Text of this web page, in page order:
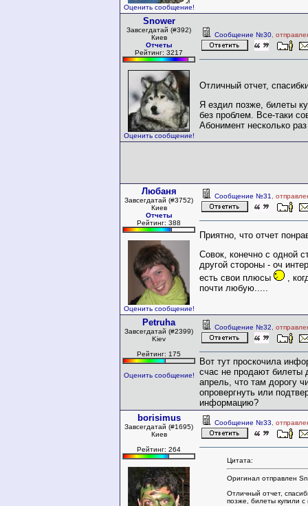
Оценить сообщение!
Snower
Завсегдатай (#392)
Киев
Отчеты
Рейтинг: 3217
Оценить сообщение!
Сообщение №30 ,
Отличный отчет,
Я ездил позже, билеты
без проблем. Все-таки
Абонимент несколько
Любаня
Завсегдатай (#3752)
Киев
Отчеты
Рейтинг: 388
Оценить сообщение!
Сообщение №31 ,
Приятно, что отчет
Совок, конечно с одной
другой стороны - оч
есть свои плюсы
,
почти любую.....
Petruha
Завсегдатай (#2399)
Kiev
Рейтинг: 175
Оценить сообщение!
Сообщение №32 ,
Вот тут проскочила
счас не продают
апрель, что там дорогу
опровергнуть или
информацию?
borisimus
Завсегдатай (#1695)
Киев
Рейтинг: 264
Сообщение №33 ,
Цитата:
Оригинал отправлен
Отличный отчет,
позже, билеты купили с